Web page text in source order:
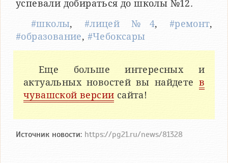
успевали добираться до школы №12.
#школы, #лицей №4, #ремонт,
#образование, #Чебоксары
Еще больше интересных и
актуальных новостей вы найдете в
чувашской версии сайта!
Источник новости: https://pg21.ru/news/81328